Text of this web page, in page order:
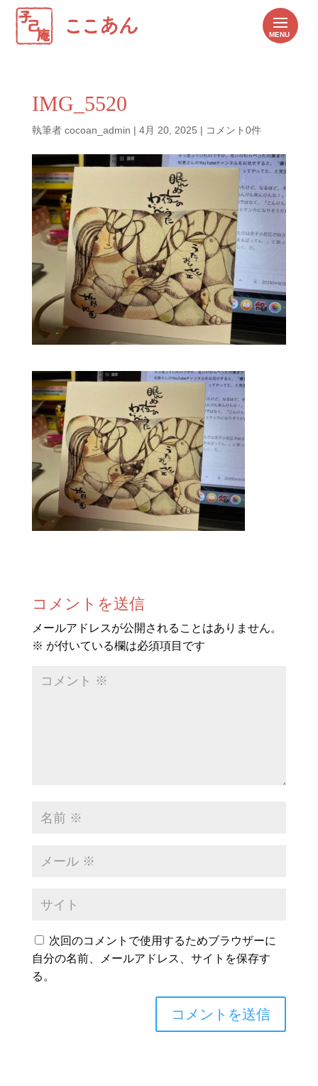
IMG_5520
執筆者 cocoan_admin | 4月 20, 2025 | コメント0件
コメントを送信
メールアドレスが公開されることはありません。
※ が付いている欄は必須項目です
次回のコメントで使用するためブラウザーに
自分の名前、メールアドレス、サイトを保存す
る。